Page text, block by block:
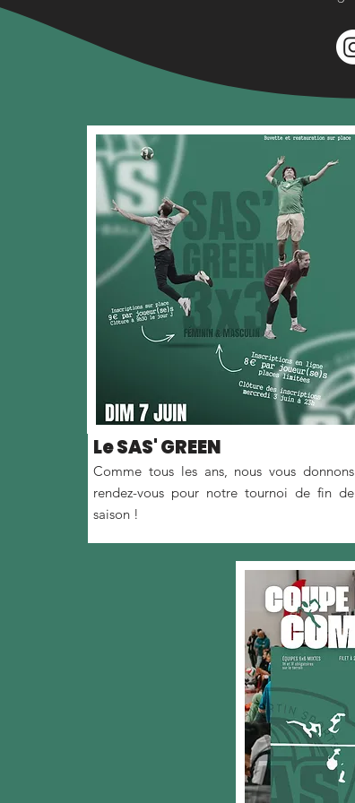
Le SAS' GREEN
Comme tous les ans, nous vous donnons
rendez-vous pour notre tournoi de fin de
saison !